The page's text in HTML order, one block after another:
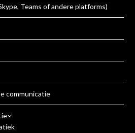
Teams of andere platforms)
communicatie